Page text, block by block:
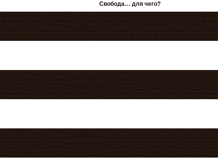
Свобода… для чего?